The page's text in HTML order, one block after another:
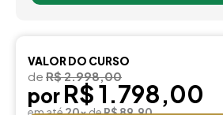
VALOR DO CURSO
de R$ 2.998,00
por R$ 1.798,00
em até20xdeR$ 89,90